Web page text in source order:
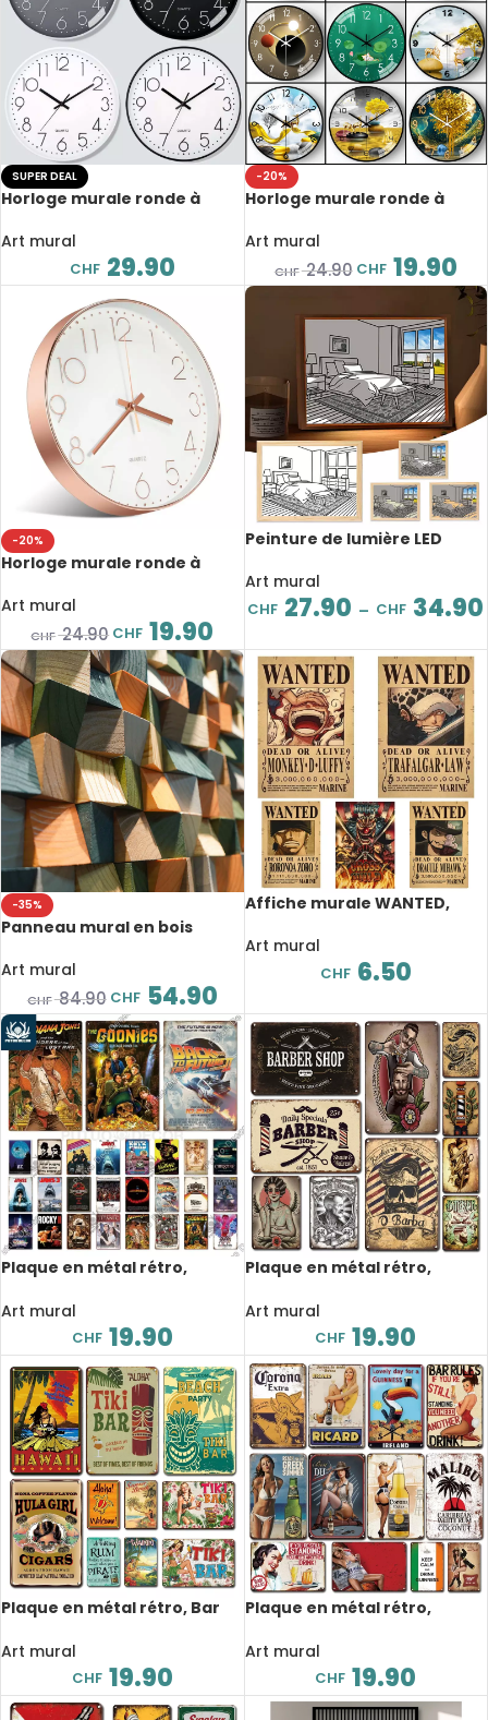
SUPER DEAL
Horloge murale ronde à
antibuée et épaissi 4K,
diamètre 30 cm
Art mural
CHF 29.90
-20%
Horloge murale ronde à
artistique, diamètre 20 cm
Art mural
CHF24.90 CHF 19.90
-20%
Horloge murale ronde à
diamètre 20 cm
Art mural
CHF24.90 CHF 19.90
Peinture de lumière LED
USB, décoration murale,
lumière du soleil
Art mural
CHF 27.90 – CHF 34.90
-35%
Panneau mural en bois
décoration, 30 x 30 cm
Art mural
CHF84.90 CHF 54.90
Affiche murale WANTED,
28.5 cm
Art mural
CHF 6.50
Plaque en métal rétro,
Art mural
CHF 19.90
Plaque en métal rétro,
cm
Art mural
CHF 19.90
Plaque en métal rétro, Bar
cm
Art mural
CHF 19.90
Plaque en métal rétro,
cm
Art mural
CHF 19.90